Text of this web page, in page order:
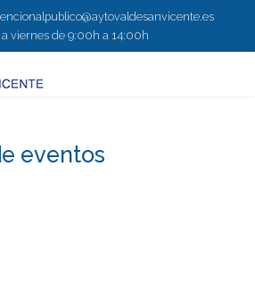
a viernes de 9:00h a 14:00h
eventos